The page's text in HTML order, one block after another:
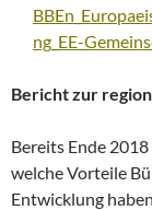
ng_EE-
Bericht zur
Bereits Ende
welche Vorteile
Entwicklung